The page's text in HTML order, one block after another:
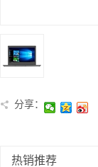
分享：
热销推荐